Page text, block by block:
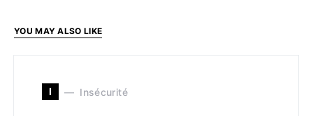
YOU MAY ALSO LIKE
I Insécurité